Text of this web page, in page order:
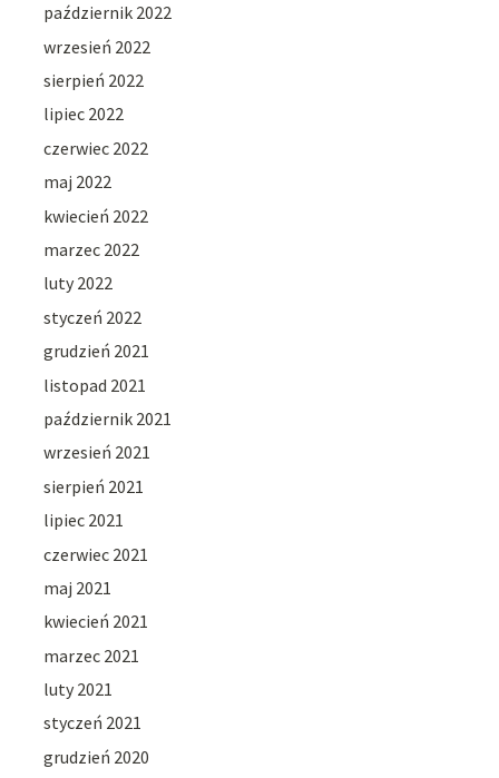
październik 2022
wrzesień 2022
sierpień 2022
lipiec 2022
czerwiec 2022
maj 2022
kwiecień 2022
marzec 2022
luty 2022
styczeń 2022
grudzień 2021
listopad 2021
październik 2021
wrzesień 2021
sierpień 2021
lipiec 2021
czerwiec 2021
maj 2021
kwiecień 2021
marzec 2021
luty 2021
styczeń 2021
grudzień 2020